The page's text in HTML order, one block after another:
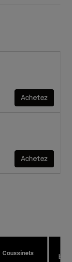
Achetez
Achetez
Coussinets